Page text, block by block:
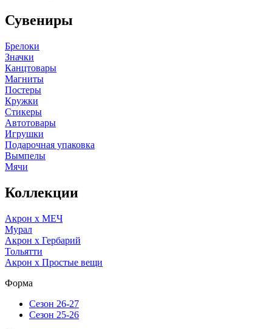
Сувениры
Брелоки
Значки
Канцтовары
Магниты
Постеры
Кружки
Стикеры
Автотовары
Игрушки
Подарочная упаковка
Вымпелы
Мячи
Коллекции
Акрон x МЕЧ
Мурал
Акрон x Гербарий
Тольятти
Акрон x Простые вещи
Форма
Сезон 26-27
Сезон 25-26